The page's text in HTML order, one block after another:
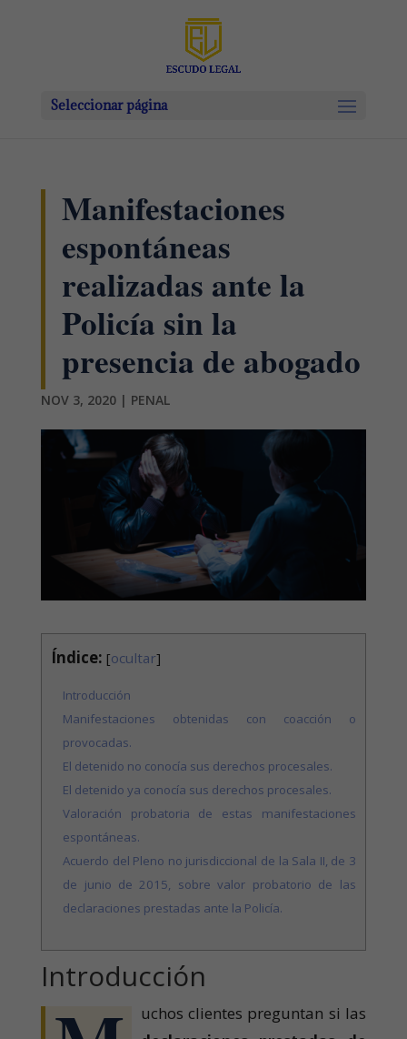
Seleccionar página
Manifestaciones
espontáneas
realizadas ante la
Policía sin la
presencia de abogado
NOV 3, 2020| PENAL
Índice: [ocultar]
Introducción
Manifestaciones obtenidas con coacción o
provocadas.
El detenido no conocía sus derechos procesales.
El detenido ya conocía sus derechos procesales.
Valoración probatoria de estas manifestaciones
espontáneas.
Acuerdo del Pleno no jurisdiccional de la Sala II, de 3
de junio de 2015, sobre valor probatorio de las
declaraciones prestadas ante la Policía.
Introducción
uchos clientes preguntan si las